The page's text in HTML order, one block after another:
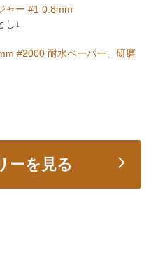
ャー #1 0.8mm
し↓
#2000 耐水ペーパー、研磨
ーを見る